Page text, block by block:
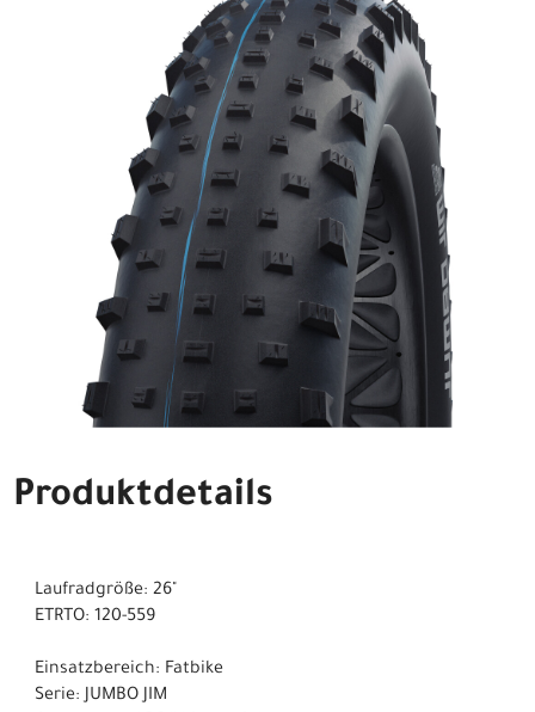
Produktdetails
Laufradgröße: 26"
ETRTO: 120-559
Einsatzbereich: Fatbike
Serie: JUMBO JIM